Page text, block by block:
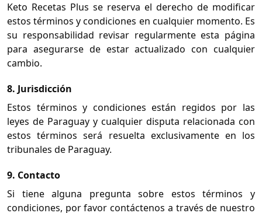
Keto Recetas Plus se reserva el derecho de modificar
estos términos y condiciones en cualquier momento. Es
su responsabilidad revisar regularmente esta página
para asegurarse de estar actualizado con cualquier
cambio.
8. Jurisdicción
Estos términos y condiciones están regidos por las
leyes de Paraguay y cualquier disputa relacionada con
estos términos será resuelta exclusivamente en los
tribunales de Paraguay.
9. Contacto
Si tiene alguna pregunta sobre estos términos y
condiciones, por favor contáctenos a través de nuestro